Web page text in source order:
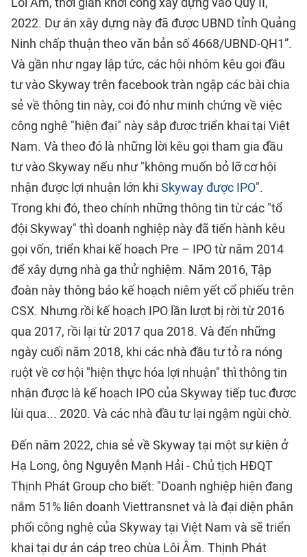
2022. Dự án xây dựng này đã được UBND tỉnh Quảng
Ninh chấp thuận theo văn bản số 4668/UBND-QH1”.
Và gần như ngay lập tức, các hội nhóm kêu gọi đầu
tư vào Skyway trên facebook tràn ngập các bài chia
sẻ về thông tin này, coi đó như minh chứng về việc
công nghệ "hiện đại" này sắp được triển khai tại Việt
Nam. Và theo đó là những lời kêu gọi tham gia đầu
tư vào Skyway nếu như "không muốn bỏ lỡ cơ hội
nhận được lợi nhuận lớn khi Skyway được IPO".
Trong khi đó, theo chính những thông tin từ các "tổ
đội Skyway" thì doanh nghiệp này đã tiến hành kêu
gọi vốn, triển khai kế hoạch Pre – IPO từ năm 2014
để xây dựng nhà ga thử nghiệm. Năm 2016, Tập
đoàn này thông báo kế hoạch niêm yết cổ phiếu trên
CSX. Nhưng rồi kế hoạch IPO lần lượt bị rời từ 2016
qua 2017, rồi lại từ 2017 qua 2018. Và đến những
ngày cuối năm 2018, khi các nhà đầu tư tỏ ra nóng
ruột về cơ hội "hiện thực hóa lợi nhuận" thì thông tin
nhận được là kế hoạch IPO của Skyway tiếp tục được
lùi qua... 2020. Và các nhà đầu tư lại ngậm ngùi chờ.
Đến năm 2022, chia sẻ về Skyway tại một sự kiện ở
Hạ Long, ông Nguyễn Mạnh Hải - Chủ tịch HĐQT
Thịnh Phát Group cho biết: "Doanh nghiệp hiện đang
nắm 51% liên doanh Viettransnet và là đại diện phân
phối công nghệ của Skyway tại Việt Nam và sẽ triển
khai tại dự án cáp treo chùa Lôi Âm. Thịnh Phát